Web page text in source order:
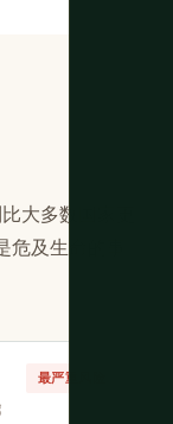
大多数国家更
及生命的事。
最严重风险